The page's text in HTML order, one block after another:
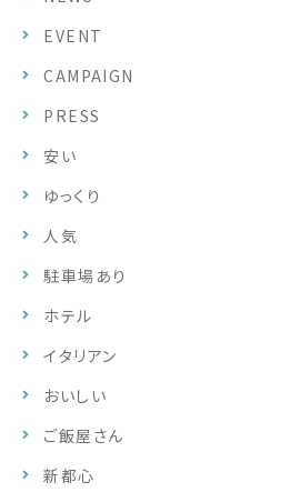
EVENT
CAMPAIGN
PRESS
安い
ゆっくり
人気
駐車場あり
ホテル
イタリアン
おいしい
ご飯屋さん
新都心